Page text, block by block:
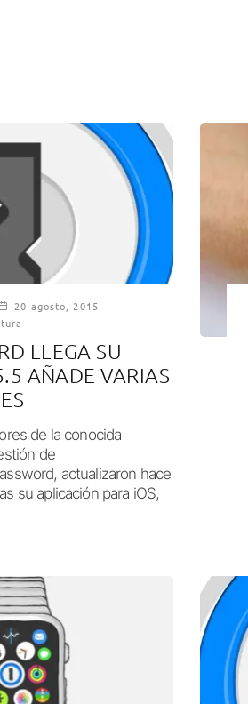
20 agosto, 2015
LLEGA SU
AÑADE VARIAS
de la conocida
de
actualizaron hace
su aplicación para iOS,